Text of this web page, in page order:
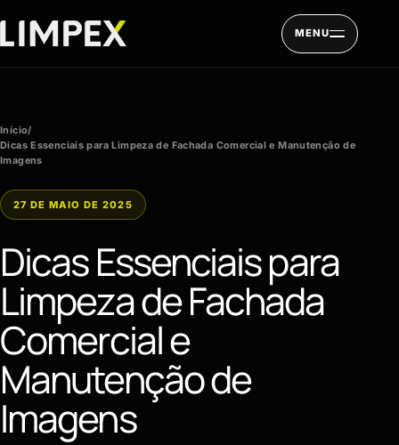
MENU
Início/
Dicas Essenciais para Limpeza de Fachada Comercial e Manutenção de
Imagens
27 DE MAIO DE 2025
Dicas Essenciais para
Limpeza de Fachada
Comercial e
Manutenção de
Imagens